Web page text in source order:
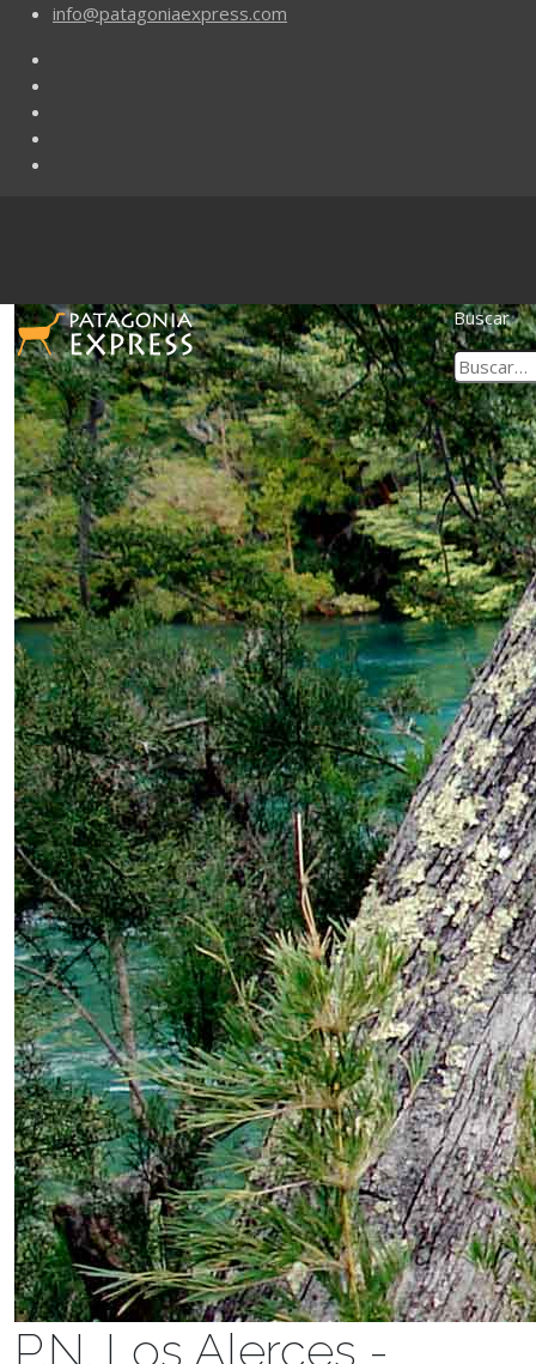
info@patagoniaexpress.com
Buscar
P.N. Los Alerces -